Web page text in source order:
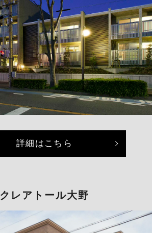
詳細はこちら
クレアトール大野